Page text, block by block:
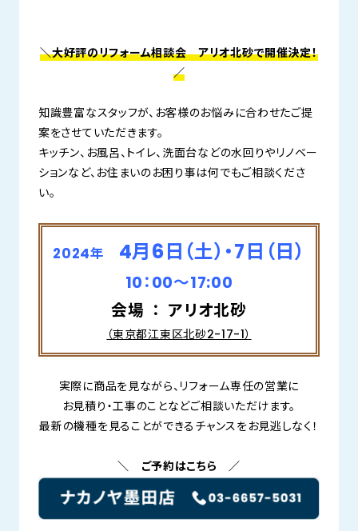
＼大好評のリフォーム相談会 アリオ北砂で開催決定！
／
知識豊富なスタッフが、お客様のお悩みに合わせたご提
案をさせていただきます。
キッチン、お風呂、トイレ、洗面台などの水回りやリノベー
ションなど、お住まいのお困り事は何でもご相談くださ
い。
2024年 4月6日（土）・7日（日）
10：00～17:00
会場 ： アリオ北砂
（東京都江東区北砂2-17-1）
実際に商品を見ながら、リフォーム専任の営業に
お見積り・工事のことなどご相談いただけます。
最新の機種を見ることができるチャンスをお見逃しなく！
＼ ご予約はこちら ／